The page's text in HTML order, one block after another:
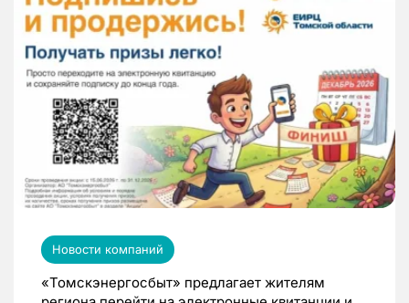
Новости компаний
«Томскэнергосбыт» предлагает жителям